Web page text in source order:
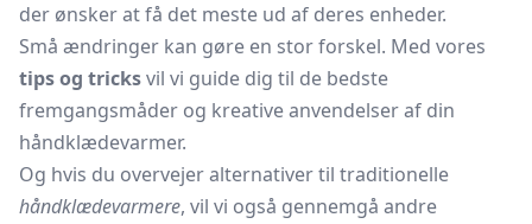
der ønsker at få det meste ud af deres enheder.
Små ændringer kan gøre en stor forskel. Med vores
tips og tricksvil vi guide dig til de bedste
fremgangsmåder og kreative anvendelser af din
håndklædevarmer.
Og hvis du overvejer alternativer til traditionelle
håndklædevarmere, vil vi også gennemgå andre